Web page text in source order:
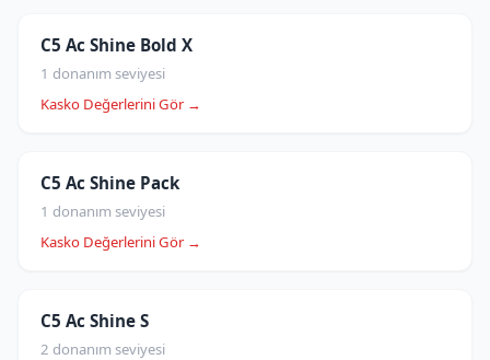
C5 Ac Shine Bold X
1 donanım seviyesi
Kasko Değerlerini Gör →
C5 Ac Shine Pack
1 donanım seviyesi
Kasko Değerlerini Gör →
C5 Ac Shine S
2 donanım seviyesi